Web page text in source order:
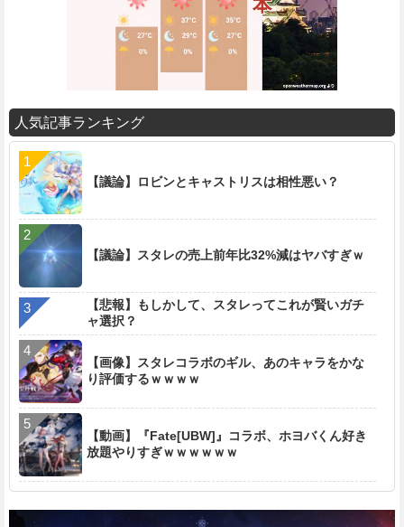
M
t
人気記事ランキング
【議論】ロビンとキャストリスは相性悪い？
【議論】スタレの売上前年比32%減はヤバすぎｗ
【悲報】もしかして、スタレってこれが賢いガチ
ャ選択？
【画像】スタレコラボのギル、あのキャラをかな
り評価するｗｗｗｗ
【動画】『Fate[UBW]』コラボ、ホヨバくん好き
放題やりすぎｗｗｗｗｗｗ